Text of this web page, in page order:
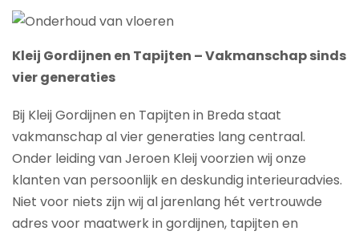
Kleij Gordijnen en Tapijten – Vakmanschap sinds
vier generaties
Bij Kleij Gordijnen en Tapijten in Breda staat
vakmanschap al vier generaties lang centraal.
Onder leiding van Jeroen Kleij voorzien wij onze
klanten van persoonlijk en deskundig interieuradvies.
Niet voor niets zijn wij al jarenlang hét vertrouwde
adres voor maatwerk in gordijnen, tapijten en